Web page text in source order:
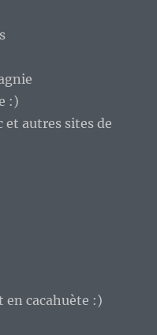
:)
et autres sites de
en cacahuète :)